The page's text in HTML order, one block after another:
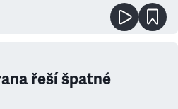
řeší špatné